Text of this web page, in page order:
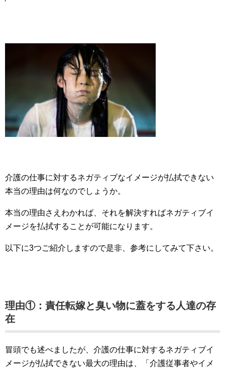
介護の仕事に対するネガティブなイメージが払拭できない
本当の理由は何なのでしょうか。
本当の理由さえわかれば、それを解決すればネガティブイ
メージを払拭することが可能になります。
以下に3つご紹介しますので是非、参考にしてみて下さい。
理由①：責任転嫁と臭い物に蓋をする人達の存
在
冒頭でも述べましたが、介護の仕事に対するネガティブイ
メージが払拭できない最大の理由は、「介護従事者やイメ